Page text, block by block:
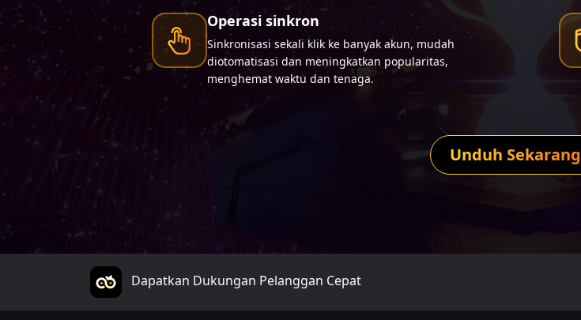
Operasi sinkron
Sinkronisasi sekali klik ke banyak akun, mudah
diotomatisasi dan meningkatkan popularitas,
menghemat waktu dan tenaga.
Unduh Sekarang
Dapatkan Dukungan Pelanggan Cepat